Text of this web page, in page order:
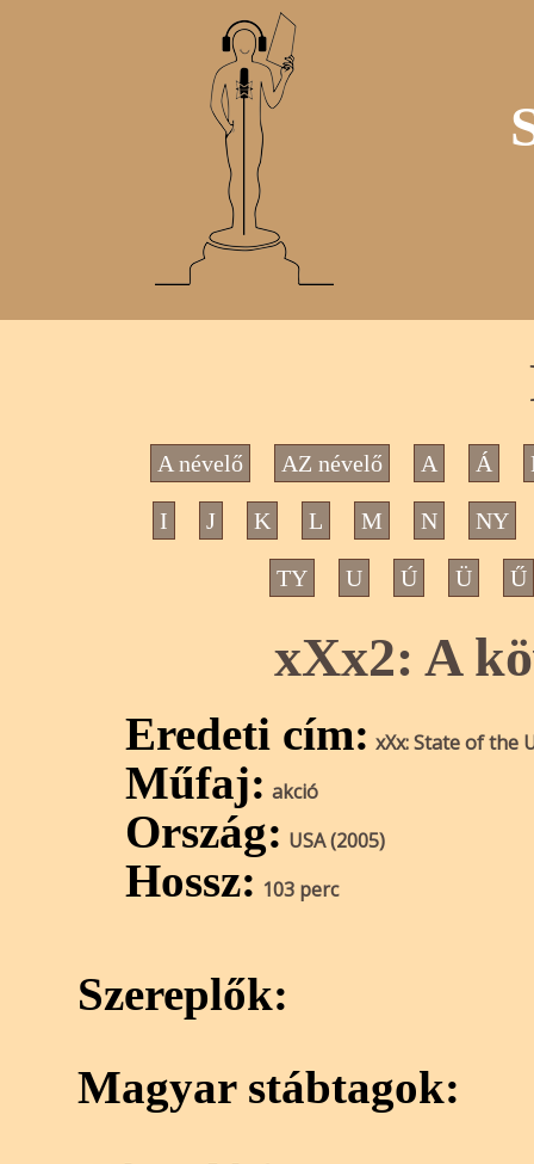
A névelő AZ névelő A Á
I J K L M N NY
TY U Ú Ü Ű
xXx2: A
Eredeti cím: xXx: State of the
Műfaj: akció
Ország: USA (2005)
Hossz: 103 perc
Szereplők:
Magyar stábtagok: